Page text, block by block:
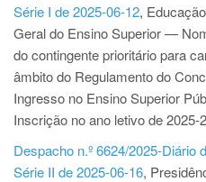
Série I de 2025-06-12,
Geral do Ensino Superior —
do contingente prioritário para
âmbito do Regulamento do
Ingresso no Ensino Superior
Inscrição no ano letivo de 2025-
Despacho n.º 6624/2025-Diário
Série II de 2025-06-16,